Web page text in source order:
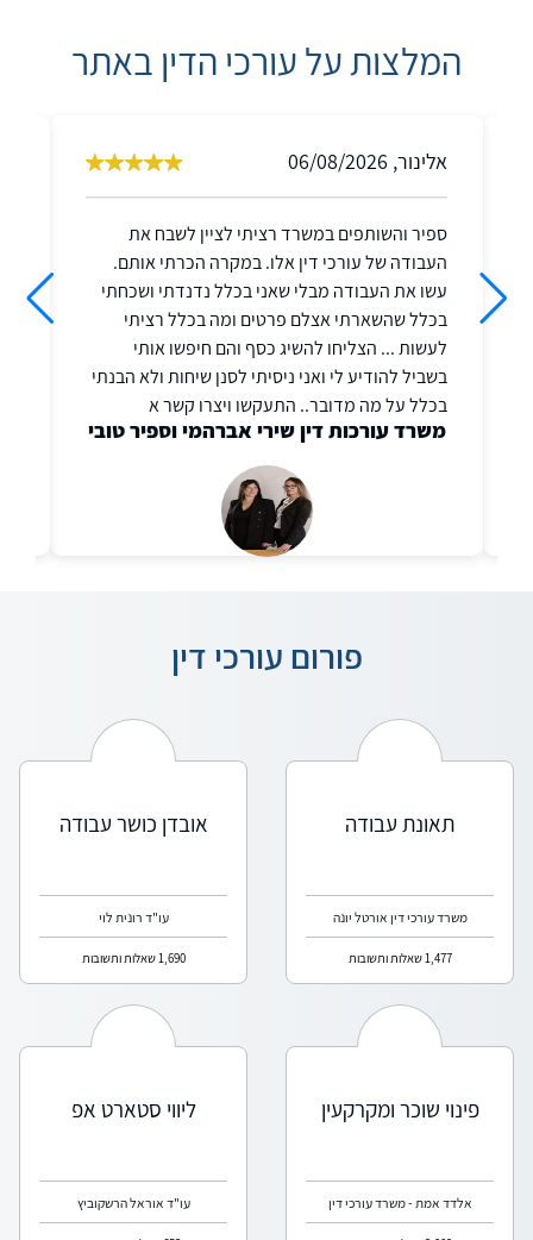
המלצות על עורכי הדין באתר
אלינור, 06/08/2026
ספיר והשותפים במשרד רציתי לציין לשבח את
העבודה של עורכי דין אלו. במקרה הכרתי אותם.
עשו את העבודה מבלי שאני בכלל נדנדתי ושכחתי
בכלל שהשארתי אצלם פרטים ומה בכלל רציתי
לעשות ... הצליחו להשיג כסף והם חיפשו אותי
בשביל להודיע לי ואני ניסיתי לסנן שיחות ולא הבנתי
בכלל על מה מדובר.. התעקשו ויצרו קשר א
משרד עורכות דין שירי אברהמי וספיר טובי
פורום עורכי דין
תאונת עבודה
משרד עורכי דין אורטל יונה
1,477 שאלות ותשובות
אובדן כושר עבודה
עו"ד רונית לוי
1,690 שאלות ותשובות
פינוי שוכר ומקרקעין
אלדד אמת - משרד עורכי דין
ליווי סטארט אפ
עו"ד אוראל הרשקוביץ